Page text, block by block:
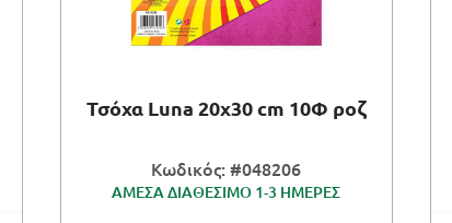
Τσόχα Luna 20x30 cm 10Φ ροζ
Κωδικός: #048206
ΑΜΕΣΑ ΔΙΑΘΕΣΙΜΟ 1-3 ΗΜΕΡΕΣ